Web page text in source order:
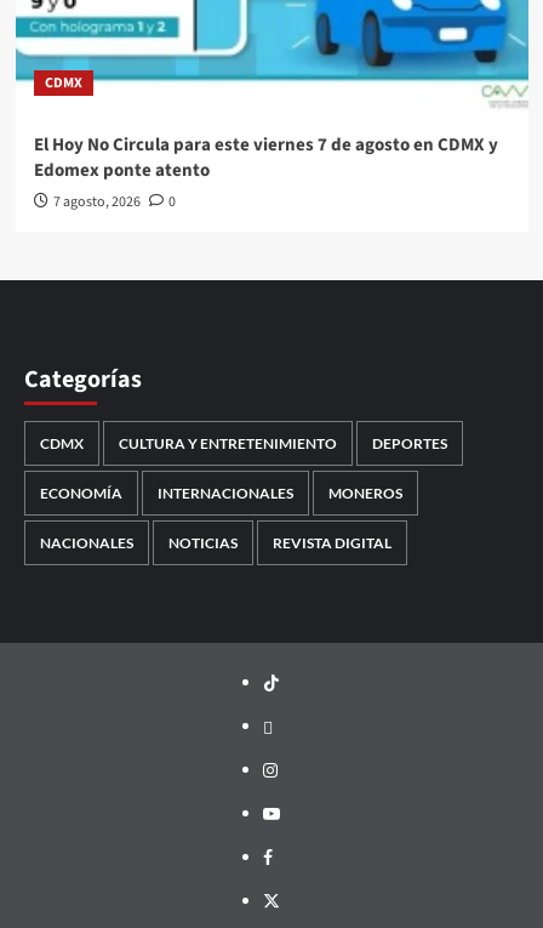
CDMX
El Hoy No Circula para este viernes 7 de agosto en CDMX y
Edomex ponte atento
7 agosto, 2026 0
Categorías
CDMX CULTURA Y ENTRETENIMIENTO DEPORTES
ECONOMÍA INTERNACIONALES MONEROS
NACIONALES NOTICIAS REVISTA DIGITAL
TikTok
threads
Instagram
Youtube
Facebook
X